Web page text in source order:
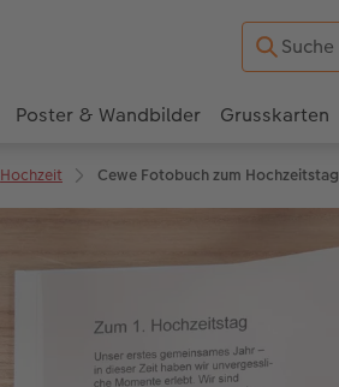
Poster & Wandbilder Grusskarten
Hochzeit Cewe Fotobuch zum Hochzeitstag